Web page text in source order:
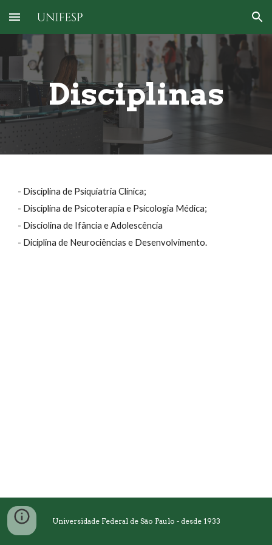
Skip to main content Skip to navigation
Disciplinas
- Disciplina de Psiquiatria Clínica;
- Disciplina de Psicoterapia e Psicologia Médica;
- Disciolina de Ifância e Adolescência
- Diciplina de Neurociências e Desenvolvimento.
Universidade Federal de São Paulo - desde 1933